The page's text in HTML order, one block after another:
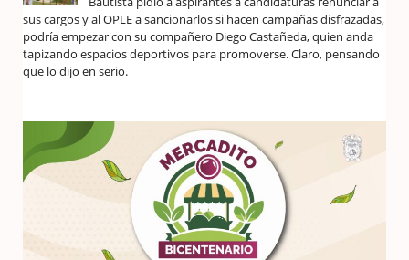
sus cargos y al OPLE a sancionarlos si hacen campañas disfrazadas,
podría empezar con su compañero Diego Castañeda, quien anda
tapizando espacios deportivos para promoverse. Claro, pensando
que lo dijo en serio.